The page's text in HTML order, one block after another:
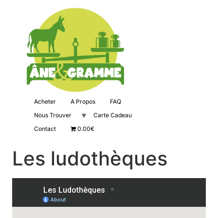
Acheter A Propos
FAQ
Nous Trouver
Carte Cadeau
Contact
0.00€
Les ludothèques